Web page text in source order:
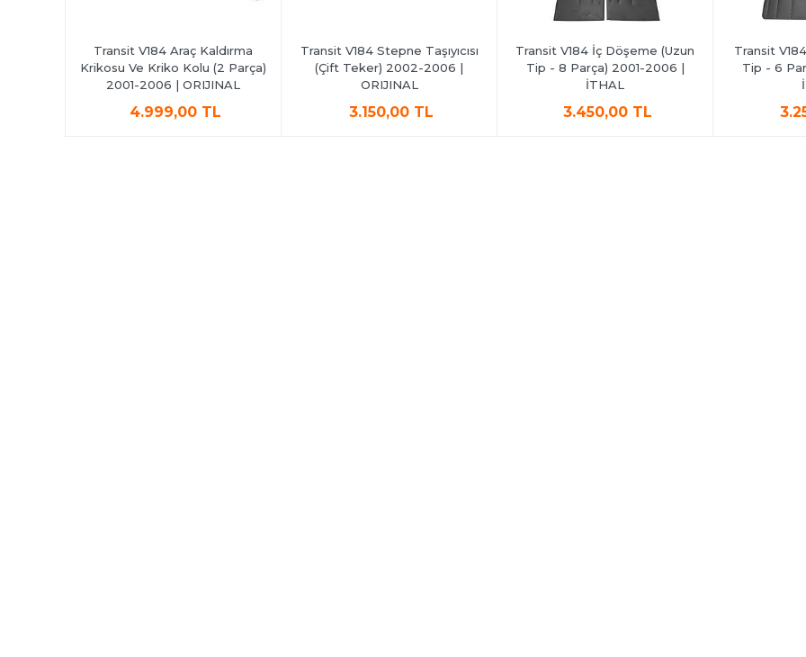
Transit V184 Araç Kaldırma
Krikosu Ve Kriko Kolu (2 Parça)
2001-2006 | ORIJINAL
4.999,00 TL
Transit V184 Stepne Taşıyıcısı
(Çift Teker) 2002-2006 |
ORIJINAL
3.150,00 TL
Transit V184 İç Döşeme (Uzun
Tip - 8 Parça) 2001-2006 |
İTHAL
3.450,00 TL
Transit
Tip - 6